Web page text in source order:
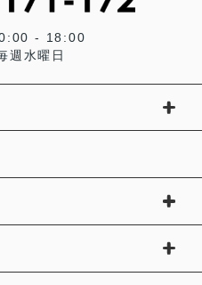
- 18:00
週水曜日